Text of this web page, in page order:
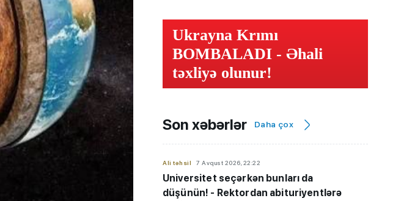
Ukrayna Krımı
BOMBALADI - Əhali
təxliyə olunur!
Son xəbərlər Daha çox
Ali təhsil 7 Avqust 2026, 22:22
Universitet seçərkən bunları da
düşünün! - Rektordan abituriyentlərə